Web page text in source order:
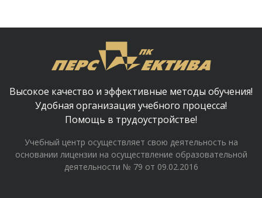
Высокое качество и эффективные методы обучения!
Удобная организация учебного процесса!
Помощь в трудоустройстве!
Учебный центр осуществляет свою деятельность на
основании лицензии на осуществление образовательной
деятельности № 79 от 09.02.2016